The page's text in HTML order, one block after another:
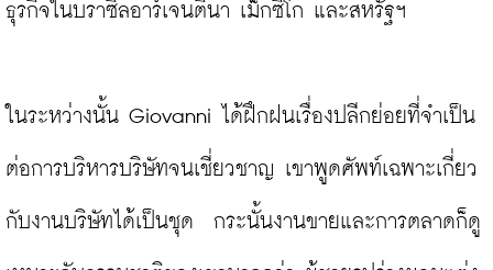
ธุรกิจในบราซิลอาร์เจนตินา เม็กซิโก และสหรัฐฯ
ในระหว่างนั้น Giovanni ได้ฝึกฝนเรื่องปลีกย่อยที่จำเป็น
ต่อการบริหารบริษัทจนเชี่ยวชาญ เขาพูดศัพท์เฉพาะเกี่ยว
กับงานบริษัทได้เป็นชุด  กระนั้นงานขายและการตลาดก็ดู